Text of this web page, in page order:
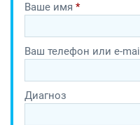
Ваше имя *
Ваш телефон или e-mail
Диагноз